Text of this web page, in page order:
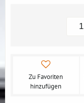
Zu Favoriten
hinzufügen